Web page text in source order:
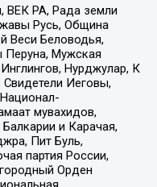
ВЕК РА, Рада земли
Русь, Община
Веси Беловодья,
Мужская
Нурджулар, К
Иеговы,
мувахидов,
и Карачая,
Пит Буль,
партия России,
Орден